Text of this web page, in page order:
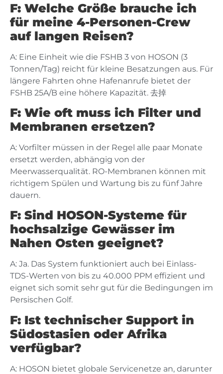
F: Welche Größe brauche ich
für meine 4-Personen-Crew
auf langen Reisen?
A: Eine Einheit wie die FSHB 3 von HOSON (3
Tonnen/Tag) reicht für kleine Besatzungen aus. Für
längere Fahrten ohne Hafenanrufe bietet der
FSHB 25A/B eine höhere Kapazität. 去掉
F: Wie oft muss ich Filter und
Membranen ersetzen?
A: Vorfilter müssen in der Regel alle paar Monate
ersetzt werden, abhängig von der
Meerwasserqualität. RO-Membranen können mit
richtigem Spülen und Wartung bis zu fünf Jahre
dauern.
F: Sind HOSON-Systeme für
hochsalzige Gewässer im
Nahen Osten geeignet?
A: Ja. Das System funktioniert auch bei Einlass-
TDS-Werten von bis zu 40.000 PPM effizient und
eignet sich somit sehr gut für die Bedingungen im
Persischen Golf.
F: Ist technischer Support in
Südostasien oder Afrika
verfügbar?
A: HOSON bietet globale Servicenetze an, darunter